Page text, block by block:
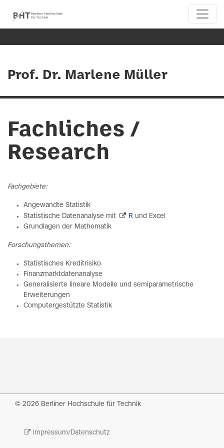
Prof. Dr. Marlene Müller
Fachliches /
Research
Fachgebiete:
Angewandte Statistik
Statistische Datenanalyse mit
R und Excel
Grundlagen der Mathematik
Forschungsthemen:
Statistisches Kreditrisiko
Finanzmarktdatenanalyse
Generalisierte lineare Modelle und semiparametrische
Erweiterungen
Computergestützte Statistik
© 2026 Berliner Hochschule für Technik
Impressum/Datenschutz